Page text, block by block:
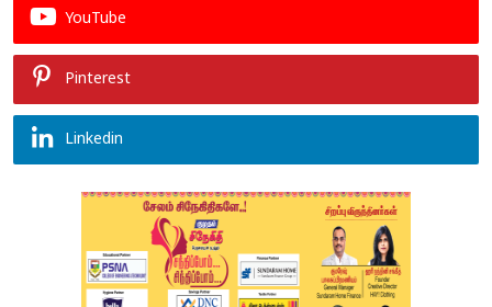
YouTube
Pinterest
Linkedin